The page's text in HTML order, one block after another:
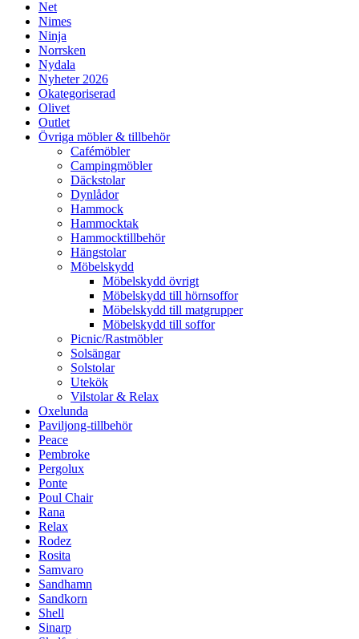
Net
Nimes
Ninja
Norrsken
Nydala
Nyheter 2026
Okategoriserad
Olivet
Outlet
Övriga möbler & tillbehör
Cafémöbler
Campingmöbler
Däckstolar
Dynlådor
Hammock
Hammocktak
Hammocktillbehör
Hängstolar
Möbelskydd
Möbelskydd övrigt
Möbelskydd till hörnsoffor
Möbelskydd till matgrupper
Möbelskydd till soffor
Picnic/Rastmöbler
Solsängar
Solstolar
Utekök
Vilstolar & Relax
Oxelunda
Paviljong-tillbehör
Peace
Pembroke
Pergolux
Ponte
Poul Chair
Rana
Relax
Rodez
Rosita
Samvaro
Sandhamn
Sandkorn
Shell
Sinarp